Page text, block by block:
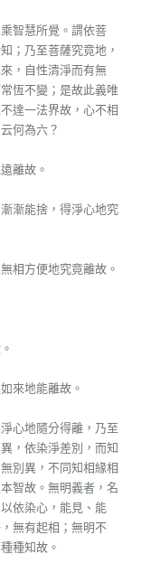
智慧所覺。謂依菩
；乃至菩薩究竟地，
，自性清淨而有無
恆不變；是故此義唯
達一法界故，心不相
何為六？
離故。
漸能捨，得淨心地究
相方便地究竟離故。
來地能離故。
心地隨分得離，乃至
，依染淨差別，而知
別異，不同知相緣相
智故。無明義者，名
依染心，能見、能
無有起相；無明不
種知故。